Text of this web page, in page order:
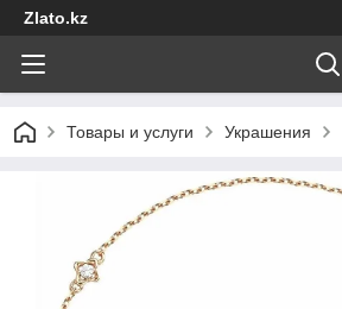
Zlato.kz
Товары и услуги Украшения